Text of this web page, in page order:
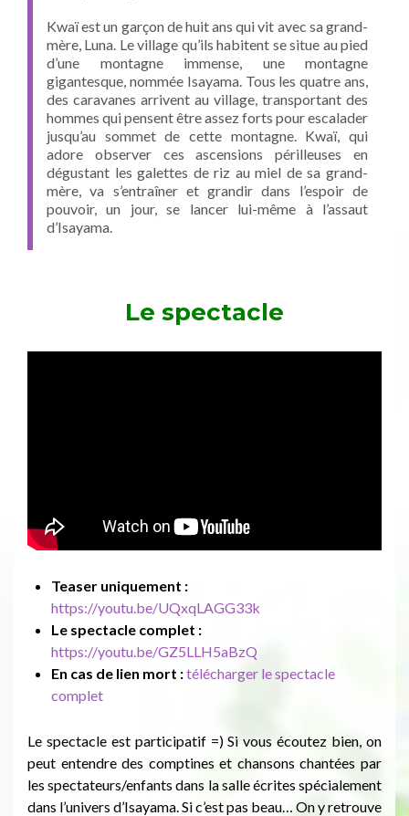
Kwaï est un garçon de huit ans qui vit avec sa grand-
mère, Luna. Le village qu’ils habitent se situe au pied
d’une montagne immense, une montagne
gigantesque, nommée Isayama. Tous les quatre ans,
des caravanes arrivent au village, transportant des
hommes qui pensent être assez forts pour escalader
jusqu’au sommet de cette montagne. Kwaï, qui
adore observer ces ascensions périlleuses en
dégustant les galettes de riz au miel de sa grand-
mère, va s’entraîner et grandir dans l’espoir de
pouvoir, un jour, se lancer lui-même à l’assaut
d’Isayama.
Le spectacle
Teaser uniquement :
https://youtu.be/UQxqLAGG33k
Le spectacle complet :
https://youtu.be/GZ5LLH5aBzQ
En cas de lien mort :télécharger le spectacle
complet
Le spectacle est participatif =) Si vous écoutez bien, on
peut entendre des comptines et chansons chantées par
les spectateurs/enfants dans la salle écrites spécialement
dans l’univers d’Isayama. Si c’est pas beau… On y retrouve